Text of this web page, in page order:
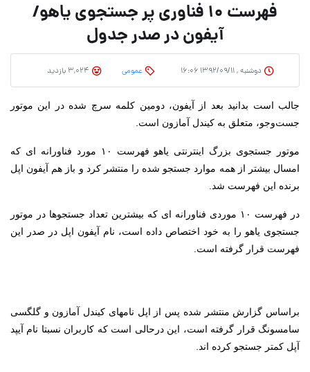
فهرست 10 فناوری پر جستجوی یاهو/
آیفون در صدر جدول
دوشنبه , ۱۳۹۲/۰۹/۱۱ ۱۶:۰۶ عمومی
جالب است بدانید بعد از آیفون، دومین کلمه سرچ شده در این موتور
جست‌وجو، متعلق به کیندل آمازون است.
موتور جستجوی بزرگ اینترنتی یاهو فهرست ۱۰ مورد فناورانه ای که
امسال بیشتر از همه موارد جستجو شده را منتشر کرد و باز هم آیفون اپل
برنده این فهرست شد.
در فهرست ۱۰ موردی فناورانه ای که بیشترین تعداد جستجوها در موتور
جستجوی یاهو را به خود اختصاص داده است، نام آیفون اپل در صدر این
فهرست قرار گرفته است.
براساس گزارش منتشر شده پس از اپل نامهای کیندل آمازون و گلگسی
سامسونگ قرار گرفته است، این درحالی است که کاربران نسبتا نام آیپد
آپل کمتر جستجو کرده اند.